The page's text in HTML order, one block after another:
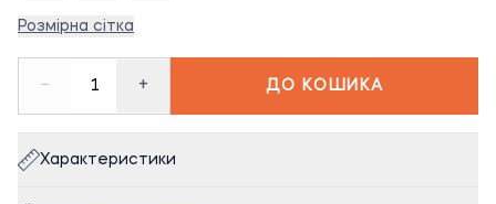
Розмірна сітка
− 1 + ДО КОШИКА
Характеристики